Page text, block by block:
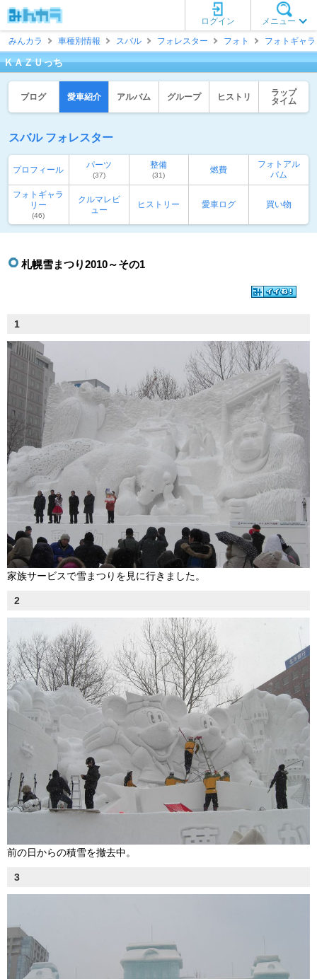
メニュー
ログイン
みんカラ
車種別情報 スバル フォレスター フォト フォトギャ
ＫＡＺＵっち
ブログ 愛車紹介 アルバム グループ ヒストリ
ラップ
タイム
スバル フォレスター
プロフィール パーツ
(37)
整備
(31)
燃費
フォトアル
バム
フォトギャラ
リー
(46)
クルマレビ
ュー
ヒストリー 愛車ログ 買い物
札幌雪まつり2010～その1
1
家族サービスで雪まつりを見に行きました。
2
前の日からの積雪を撤去中。
3